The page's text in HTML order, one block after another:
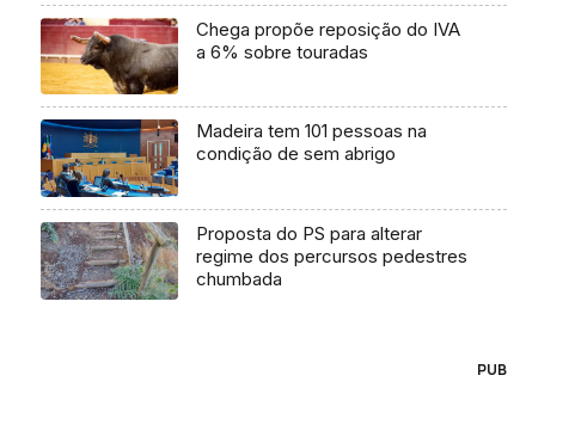
Chega propõe reposição do IVA
a 6% sobre touradas
Madeira tem 101 pessoas na
condição de sem abrigo
Proposta do PS para alterar
regime dos percursos pedestres
chumbada
PUB